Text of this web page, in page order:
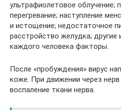
ультрафиолетовое облучение;
перегревание; наступление
и истощение; недостаточное
расстройство желудка;
каждого человека факторы.
После «пробуждения» вирус
коже. При движении через
воспаление ткани нерва.